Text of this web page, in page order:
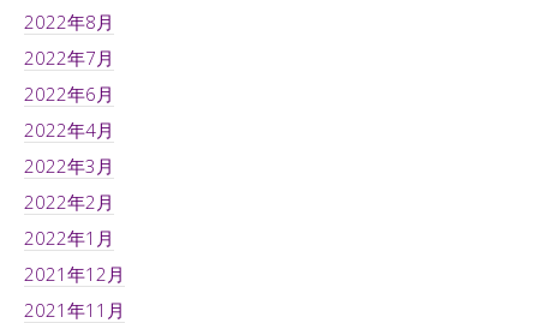
2022年8月
2022年7月
2022年6月
2022年4月
2022年3月
2022年2月
2022年1月
2021年12月
2021年11月